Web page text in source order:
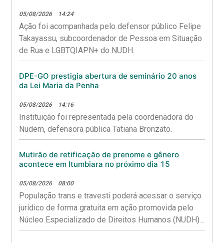
05/08/2026 14:24
Ação foi acompanhada pelo defensor público Felipe
Takayassu, subcoordenador de Pessoa em Situação
de Rua e LGBTQIAPN+ do NUDH.
DPE-GO prestigia abertura de seminário 20 anos
da Lei Maria da Penha
05/08/2026 14:16
Instituição foi representada pela coordenadora do
Nudem, defensora pública Tatiana Bronzato.
Mutirão de retificação de prenome e gênero
acontece em Itumbiara no próximo dia 15
05/08/2026 08:00
População trans e travesti poderá acessar o serviço
jurídico de forma gratuita em ação promovida pelo
Núcleo Especializado de Direitos Humanos (NUDH),
em parceria com o Ambulatório Transviver TX e a